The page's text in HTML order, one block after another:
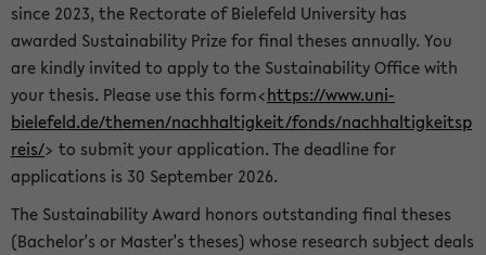
since 2023, the Rectorate of Bielefeld University has
awarded Sustainability Prize for final theses annually. You
are kindly invited to apply to the Sustainability Office with
your thesis. Please use this form<https://www.uni-
bielefeld.de/themen/nachhaltigkeit/fonds/nachhaltigkeitsp
reis/> to submit your application. The deadline for
applications is 30 September 2026.
The Sustainability Award honors outstanding final theses
(Bachelor's or Master's theses) whose research subject deals